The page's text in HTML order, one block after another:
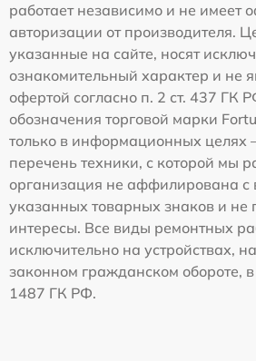
работает независимо и не имеет
авторизации от производителя.
указанные на сайте, носят
ознакомительный характер и не
офертой согласно п. 2 ст. 437 ГК
обозначения торговой марки
только в информационных целях
перечень техники, с которой мы
организация не аффилирована с
указанных товарных знаков и не
интересы. Все виды ремонтных
исключительно на устройствах,
законном гражданском обороте, в
1487 ГК РФ.